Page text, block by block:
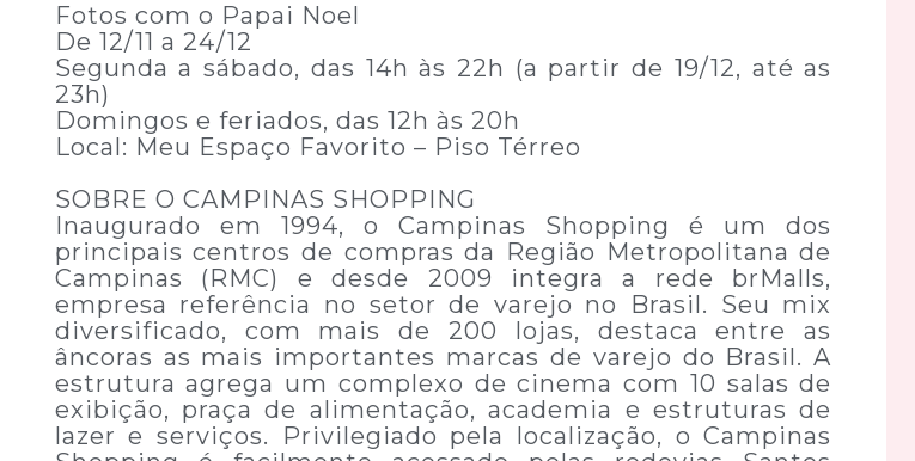
Fotos com o Papai Noel
De 12/11 a 24/12
Segunda a sábado, das 14h às 22h (a partir de 19/12, até as
23h)
Domingos e feriados, das 12h às 20h
Local: Meu Espaço Favorito – Piso Térreo
SOBRE O CAMPINAS SHOPPING
Inaugurado em 1994, o Campinas Shopping é um dos
principais centros de compras da Região Metropolitana de
Campinas (RMC) e desde 2009 integra a rede brMalls,
empresa referência no setor de varejo no Brasil. Seu mix
diversificado, com mais de 200 lojas, destaca entre as
âncoras as mais importantes marcas de varejo do Brasil. A
estrutura agrega um complexo de cinema com 10 salas de
exibição, praça de alimentação, academia e estruturas de
lazer e serviços. Privilegiado pela localização, o Campinas